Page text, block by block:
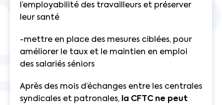
l’employabilité des travailleurs et préserver
leur santé
-mettre en place des mesures ciblées, pour
améliorer le taux et le maintien en emploi
des salariés séniors
Après des mois d’échanges entre les centrales
syndicales et patronales, la CFTC ne peut